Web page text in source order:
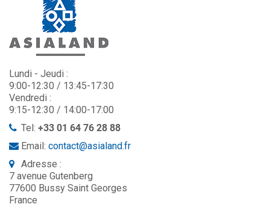
Lundi - Jeudi :
9:00-12:30 / 13:45-17:30
Vendredi :
9:15-12:30 / 14:00-17:00
Tel: +33 01 64 76 28 88
Email: contact@asialand.fr
Adresse :
7 avenue Gutenberg
77600 Bussy Saint Georges
France